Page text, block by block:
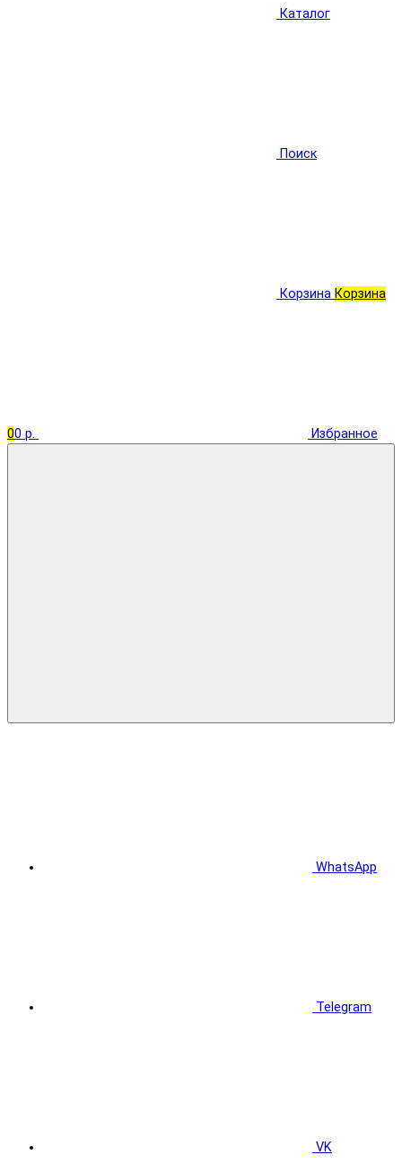
Каталог
Поиск
Корзина Корзина
00 р. Избранное
WhatsApp
Telegram
VK